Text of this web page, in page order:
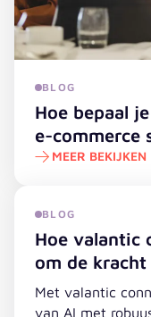
BLOG
Hoe bepaal
e-commerce
MEER BEKIJKEN
Hoe bepaal je of
BLOG
Hoe valantic
om de
Met valantic
van AI met